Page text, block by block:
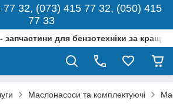
32, (073) 415 77 32, (050) 415
77 33
запчастини для бензотехніки за
Маслонасоси та комплектуючі